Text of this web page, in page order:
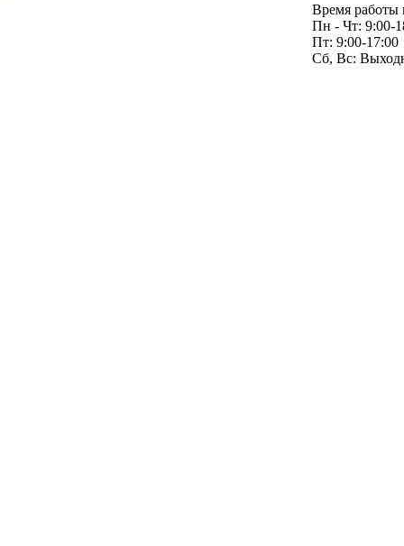
Время работы
Пн - Чт: 9:00-
Пт: 9:00-17:00
Сб, Вс: